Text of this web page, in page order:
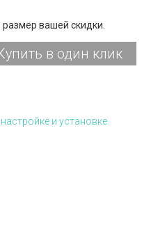
вашей скидки.
в один клик
и установке.